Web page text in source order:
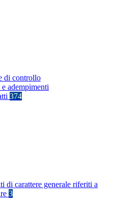
di controllo
adempimenti
374
di carattere generale riferiti a
3